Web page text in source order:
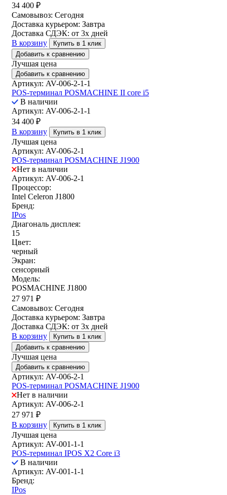
34 400 ₽
Самовывоз: Сегодня
Доставка курьером: Завтра
Доставка СДЭК: от 3х дней
В корзину
Купить в 1 клик
Добавить к сравнению
Лучшая цена
Добавить к сравнению
Артикул: AV-006-2-1-1
POS-терминал POSMACHINE II core i5
В наличии
Артикул: AV-006-2-1-1
34 400 ₽
В корзину
Купить в 1 клик
Лучшая цена
Артикул: AV-006-2-1
POS-терминал POSMACHINE J1900
Нет в наличии
Артикул: AV-006-2-1
Процессор:
Intel Celeron J1800
Бренд:
IPos
Диагональ дисплея:
15
Цвет:
черный
Экран:
сенсорный
Модель:
POSMACHINE J1800
27 971 ₽
Самовывоз: Сегодня
Доставка курьером: Завтра
Доставка СДЭК: от 3х дней
В корзину
Купить в 1 клик
Добавить к сравнению
Лучшая цена
Добавить к сравнению
Артикул: AV-006-2-1
POS-терминал POSMACHINE J1900
Нет в наличии
Артикул: AV-006-2-1
27 971 ₽
В корзину
Купить в 1 клик
Лучшая цена
Артикул: AV-001-1-1
POS-терминал IPOS X2 Core i3
В наличии
Артикул: AV-001-1-1
Бренд:
IPos